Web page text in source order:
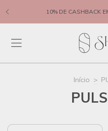
10% DE CASHBACK
Início >